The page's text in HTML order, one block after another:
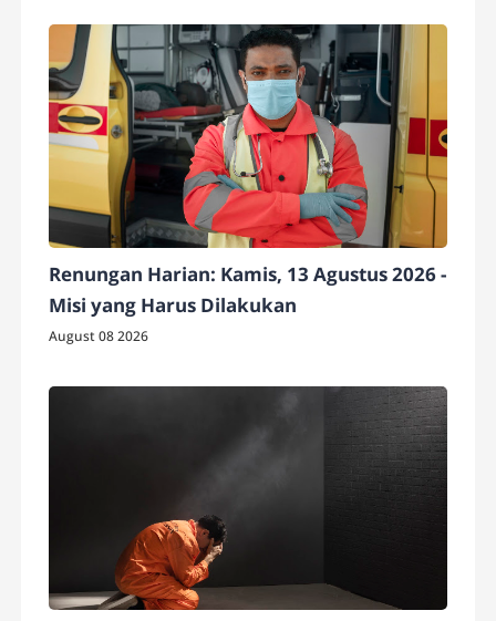
Renungan Harian: Kamis, 13 Agustus 2026 -
Misi yang Harus Dilakukan
August 08 2026